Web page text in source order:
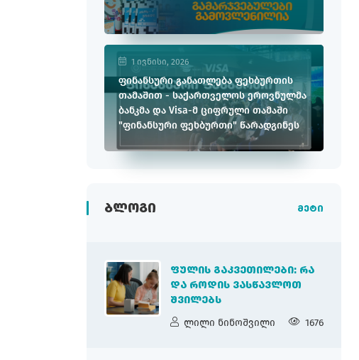
1 ივნისი, 2026
ფინანსური განათლება ფეხბურთის
თამაშით - საქართველოს ეროვნულმა
ბანკმა და Visa-მ ციფრული თამაში
"ფინანსური ფეხბურთი" წარადგინეს
ᲑᲚᲝᲒᲘ მეტი
ᲤᲣᲚᲘᲡ ᲒᲐᲙᲕᲔᲗᲘᲚᲔᲑᲘ: ᲠᲐ
ᲓᲐ ᲠᲝᲓᲘᲡ ᲕᲐᲡᲬᲐᲕᲚᲝᲗ
ᲨᲕᲘᲚᲔᲑᲡ
ლილი ნინოშვილი 1676